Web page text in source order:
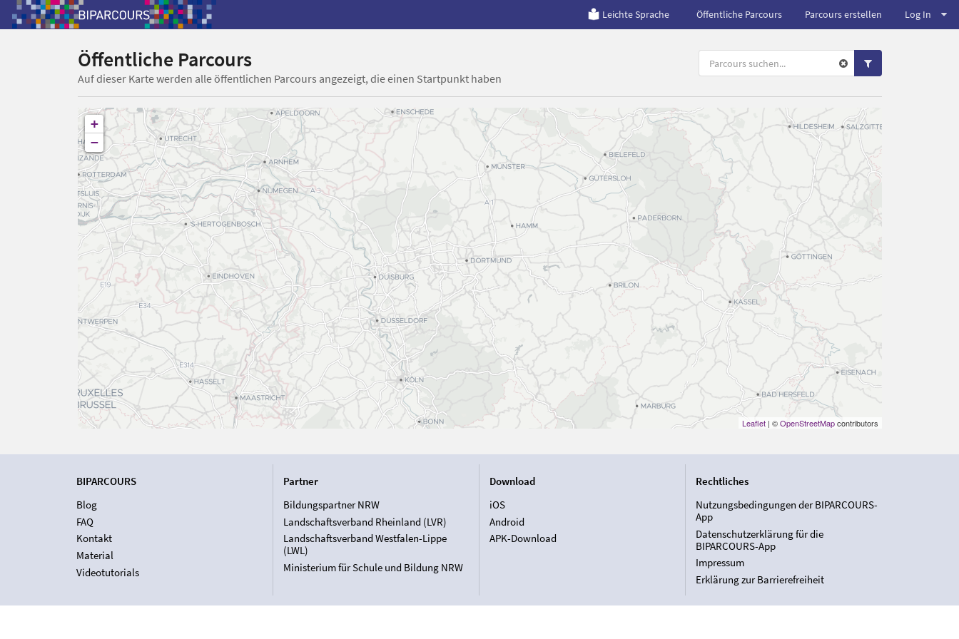
Leichte Sprache Öffentliche Parcours Parcours erstellen Log In
Öffentliche Parcours
Auf dieser Karte werden alle öffentlichen Parcours angezeigt, die einen Startpunkt haben
+
−
Leaflet| ©OpenStreetMapcontributors
BIPARCOURS
Blog
FAQ
Kontakt
Material
Videotutorials
Partner
Bildungspartner NRW
Landschaftsverband Rheinland (LVR)
Landschaftsverband Westfalen-Lippe
(LWL)
Ministerium für Schule und Bildung NRW
Download
iOS
Android
APK-Download
Rechtliches
Nutzungsbedingungen der BIPARCOURS-
App
Datenschutzerklärung für die
BIPARCOURS-App
Impressum
Erklärung zur Barrierefreiheit